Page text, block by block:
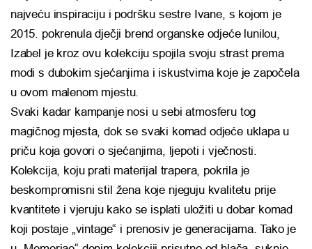
najveću inspiraciju i podršku sestre Ivane, s kojom je
2015. pokrenula dječji brend organske odjeće lunilou,
Izabel je kroz ovu kolekciju spojila svoju strast prema
modi s dubokim sjećanjima i iskustvima koje je započela
u ovom malenom mjestu.
Svaki kadar kampanje nosi u sebi atmosferu tog
magičnog mjesta, dok se svaki komad odjeće uklapa u
priču koja govori o sjećanjima, ljepoti i vječnosti.
Kolekcija, koju prati materijal trapera, pokrila je
beskompromisni stil žena koje njeguju kvalitetu prije
kvantitete i vjeruju kako se isplati uložiti u dobar komad
koji postaje „vintage“ i prenosiv je generacijama. Tako je